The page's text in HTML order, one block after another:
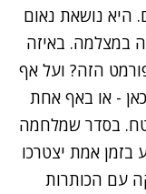
היא נושאת נאום
במצלמה. באיזה
הזה? ועל אף
- או באף אחת
בסדר שמלחמה
בזמן אמת יצטרכו
עם הכותרות